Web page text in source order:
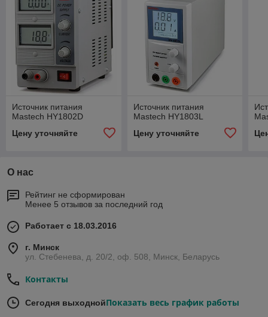
Источник питания
Mastech HY1802D
Цену уточняйте
Источник питания
Mastech HY1803L
Цену уточняйте
О нас
Рейтинг не сформирован
Менее 5 отзывов за последний год
Работает с 18.03.2016
г. Минск
ул. Стебенева, д. 20/2, оф. 508, Минск, Беларусь
Контакты
Сегодня выходнойПоказать весь график работы